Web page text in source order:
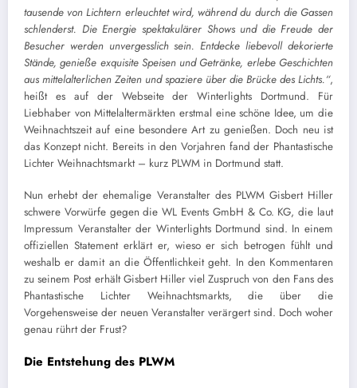
tausende von Lichtern erleuchtet wird, während du durch die Gassen
schlenderst. Die Energie spektakulärer Shows und die Freude der
Besucher werden unvergesslich sein. Entdecke liebevoll dekorierte
Stände, genieße exquisite Speisen und Getränke, erlebe Geschichten
aus mittelalterlichen Zeiten und spaziere über die Brücke des Lichts.“,
heißt es auf der Webseite der Winterlights Dortmund. Für
Liebhaber von Mittelaltermärkten erstmal eine schöne Idee, um die
Weihnachtszeit auf eine besondere Art zu genießen. Doch neu ist
das Konzept nicht. Bereits in den Vorjahren fand der Phantastische
Lichter Weihnachtsmarkt – kurz PLWM in Dortmund statt.
Nun erhebt der ehemalige Veranstalter des PLWM Gisbert Hiller
schwere Vorwürfe gegen die WL Events GmbH & Co. KG, die laut
Impressum Veranstalter der Winterlights Dortmund sind. In einem
offiziellen Statement erklärt er, wieso er sich betrogen fühlt und
weshalb er damit an die Öffentlichkeit geht. In den Kommentaren
zu seinem Post erhält Gisbert Hiller viel Zuspruch von den Fans des
Phantastische Lichter Weihnachtsmarkts, die über die
Vorgehensweise der neuen Veranstalter verärgert sind. Doch woher
genau rührt der Frust?
Die Entstehung des PLWM